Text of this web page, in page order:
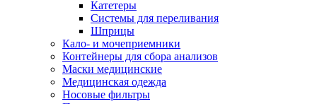
Катетеры
Системы для переливания
Шприцы
Кало- и мочеприемники
Контейнеры для сбора анализов
Маски медицинские
Медицинская одежда
Носовые фильтры